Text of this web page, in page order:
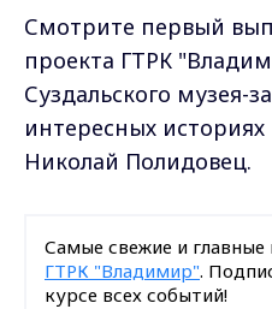
Смотрите первый
проекта ГТРК
Суздальского музея-
интересных историях
Николай Полидовец.
Самые свежие и главные
ГТРК "Владимир".
курсе всех событий!